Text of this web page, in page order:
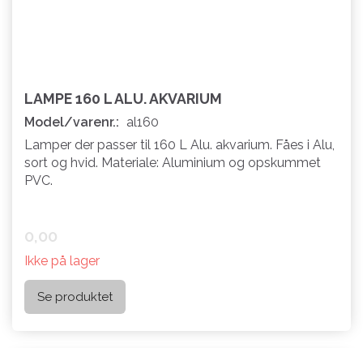
LAMPE 160 L ALU. AKVARIUM
Model/varenr.: al160
Lamper der passer til 160 L Alu. akvarium. Fåes i Alu,
sort og hvid. Materiale: Aluminium og opskummet
PVC.
0,00
Ikke på lager
Se produktet